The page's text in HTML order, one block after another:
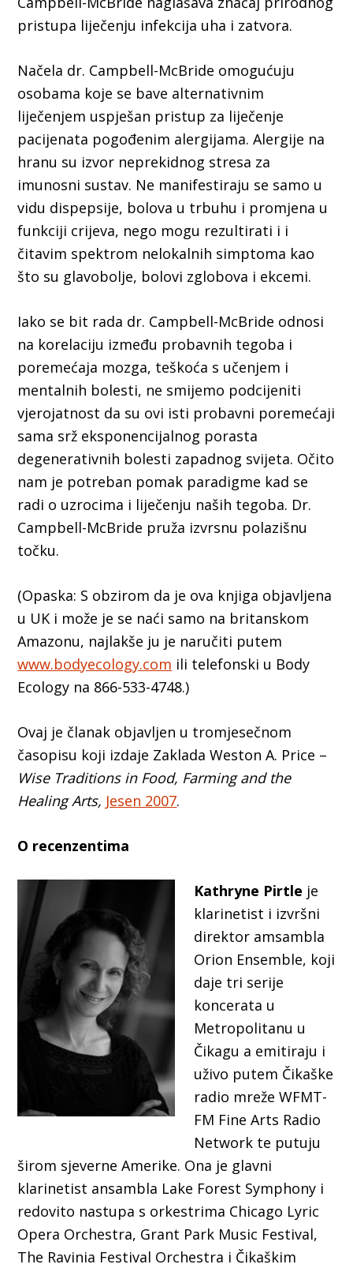
pristupa liječenju infekcija uha i zatvora.
Načela dr. Campbell-McBride omogućuju
osobama koje se bave alternativnim
liječenjem uspješan pristup za liječenje
pacijenata pogođenim alergijama. Alergije na
hranu su izvor neprekidnog stresa za
imunosni sustav. Ne manifestiraju se samo u
vidu dispepsije, bolova u trbuhu i promjena u
funkciji crijeva, nego mogu rezultirati i i
čitavim spektrom nelokalnih simptoma kao
što su glavobolje, bolovi zglobova i ekcemi.
Iako se bit rada dr. Campbell-McBride odnosi
na korelaciju između probavnih tegoba i
poremećaja mozga, teškoća s učenjem i
mentalnih bolesti, ne smijemo podcijeniti
vjerojatnost da su ovi isti probavni poremećaji
sama srž eksponencijalnog porasta
degenerativnih bolesti zapadnog svijeta. Očito
nam je potreban pomak paradigme kad se
radi o uzrocima i liječenju naših tegoba. Dr.
Campbell-McBride pruža izvrsnu polazišnu
točku.
(Opaska: S obzirom da je ova knjiga objavljena
u UK i može je se naći samo na britanskom
Amazonu, najlakše ju je naručiti putem
www.bodyecology.com ili telefonski u Body
Ecology na 866-533-4748.)
Ovaj je članak objavljen u tromjesečnom
časopisu koji izdaje Zaklada Weston A. Price –
Wise Traditions in Food, Farming and the
Healing Arts, Jesen 2007.
O recenzentima
Kathryne Pirtle je
klarinetist i izvršni
direktor amsambla
Orion Ensemble, koji
daje tri serije
koncerata u
Metropolitanu u
Čikagu a emitiraju i
uživo putem Čikaške
radio mreže WFMT-
FM Fine Arts Radio
Network te putuju
širom sjeverne Amerike. Ona je glavni
klarinetist ansambla Lake Forest Symphony i
redovito nastupa s orkestrima Chicago Lyric
Opera Orchestra, Grant Park Music Festival,
The Ravinia Festival Orchestra i Čikaškim